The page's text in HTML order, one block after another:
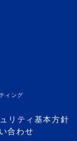
ィング
リティ基本方針
合わせ